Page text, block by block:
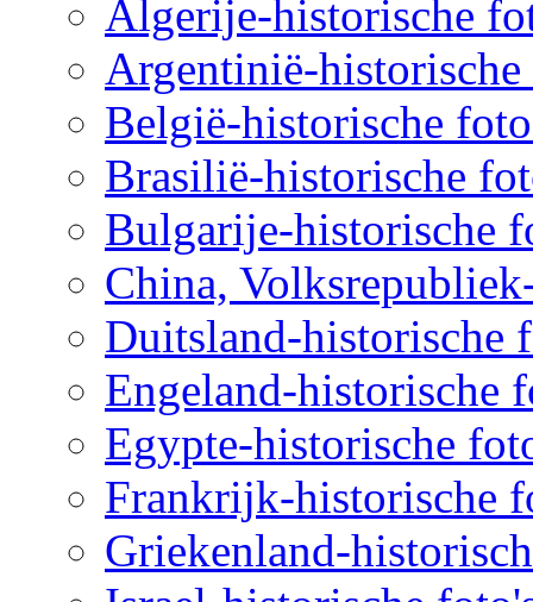
Algerije-historische
Argentinië-
België-historische
Brasilië-historische
Bulgarije-historische
China,
Duitsland-historische
Engeland-historische
Egypte-historische
Frankrijk-historische
Griekenland-